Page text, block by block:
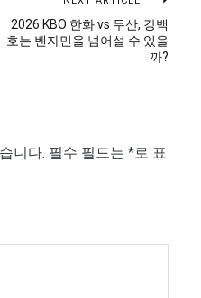
2026 KBO 한화 vs 두산, 강백
호는 벤자민을 넘어설 수 있을
까?
니다. 필수 필드는 *로 표